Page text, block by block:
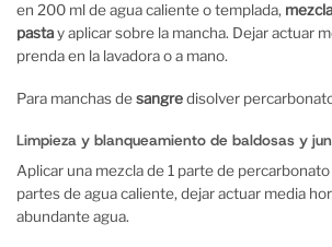
en 200 ml de agua caliente o templada,
pastay aplicar sobre la mancha. Dejar actuar
prenda en la lavadora o a mano.
Para manchas desangredisolver
Limpieza y blanqueamiento de baldosas y
Aplicar una mezcla de 1 parte de
partes de agua caliente, dejar actuar media
abundante agua.